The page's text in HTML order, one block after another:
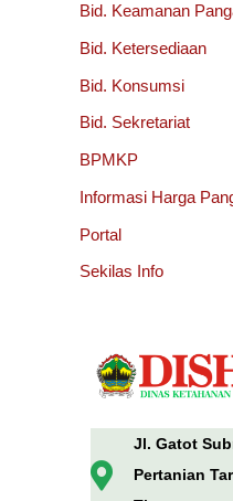
Bid. Keamanan
Bid. Ketersediaan
Bid. Konsumsi
Bid. Sekretariat
BPMKP
Informasi Harga
Portal
Sekilas Info
Jl. Gatot
Pertanian